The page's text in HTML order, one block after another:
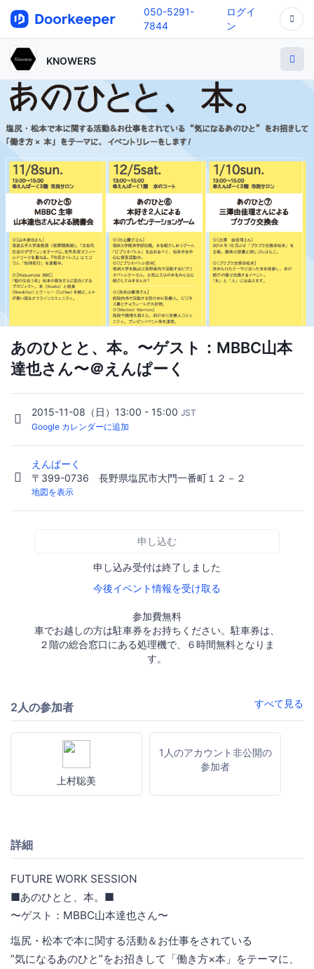
050-5291-
7844
ログイ
ン
KNOWERS
あのひとと、本。〜ゲスト：MBBC山本
達也さん〜＠えんぱーく
2015-11-08（日）13:00 - 15:00 JST
Google カレンダーに追加
えんぱーく
〒399-0736 長野県塩尻市大門一番町１２－２
地図を表示
申し込む
申し込み受付は終了しました
今後イベント情報を受け取る
参加費無料
車でお越しの方は駐車券をお持ちください。駐車券は、
２階の総合窓口にある処理機で、６時間無料となりま
す。
2人の参加者 すべて見る
上村聡美
1人のアカウント非公開の
参加者
詳細
FUTURE WORK SESSION
■あのひとと、本。■
〜ゲスト：MBBC山本達也さん〜
塩尻・松本で本に関する活動＆お仕事をされている
”気になるあのひと”をお招きして「働き方×本」をテーマに、